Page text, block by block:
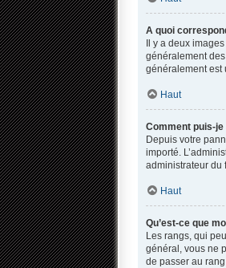
A quoi
Il y a deux
généralement
généralement est
Haut
Comment puis-
Depuis votre
importé.
administrateur du
Haut
Qu’est-ce que
Les rangs, qui
général, vous ne
de passer au